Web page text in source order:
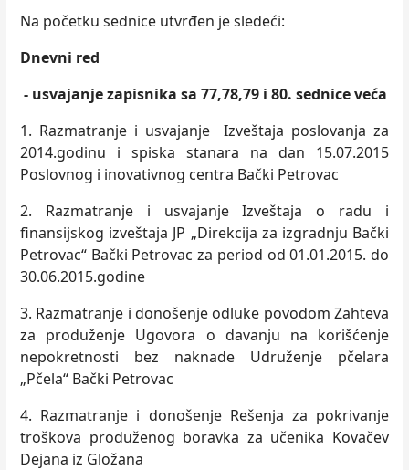
Na početku sednice utvrđen je sledeći:
Dnevni red
- usvajanje zapisnika sa 77,78,79 i 80. sednice veća
1. Razmatranje i usvajanje Izveštaja poslovanja za
2014.godinu i spiska stanara na dan 15.07.2015
Poslovnog i inovativnog centra Bački Petrovac
2. Razmatranje i usvajanje Izveštaja o radu i
finansijskog izveštaja JP „Direkcija za izgradnju Bački
Petrovac“ Bački Petrovac za period od 01.01.2015. do
30.06.2015.godine
3. Razmatranje i donošenje odluke povodom Zahteva
za produženje Ugovora o davanju na korišćenje
nepokretnosti bez naknade Udruženje pčelara
„Pčela“ Bački Petrovac
4. Razmatranje i donošenje Rešenja za pokrivanje
troškova produženog boravka za učenika Kovačev
Dejana iz Gložana